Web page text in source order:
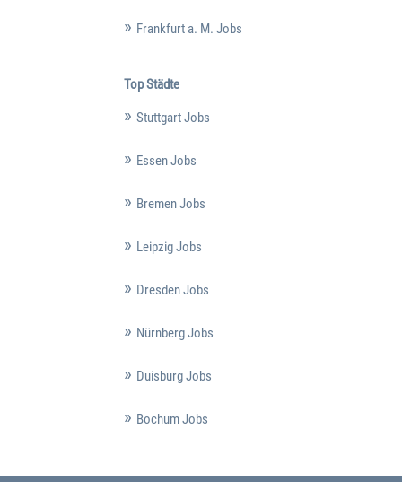
Frankfurt a. M. Jobs
Top Städte
Stuttgart Jobs
Essen Jobs
Bremen Jobs
Leipzig Jobs
Dresden Jobs
Nürnberg Jobs
Duisburg Jobs
Bochum Jobs